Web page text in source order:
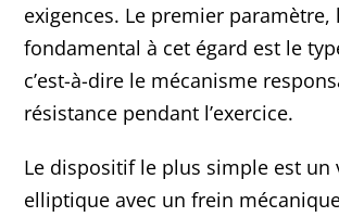
exigences. Le premier paramètre,
fondamental à cet égard est le
c’est-à-dire le mécanisme
résistance pendant l’exercice.
Le dispositif le plus simple est un
elliptique avec un frein